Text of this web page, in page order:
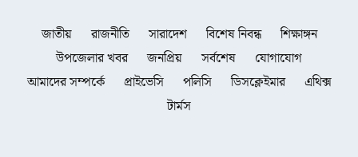
জাতীয় রাজনীতি সারাদেশ বিশেষ নিবন্ধ
শিক্ষাঙ্গন
উপজেলার খবর
জনপ্রিয় সর্বশেষ
যোগাযোগ
আমাদের সম্পর্কে
প্রাইভেসি পলিসি ডিসক্লেইমার
এথিক্স
টার্মস